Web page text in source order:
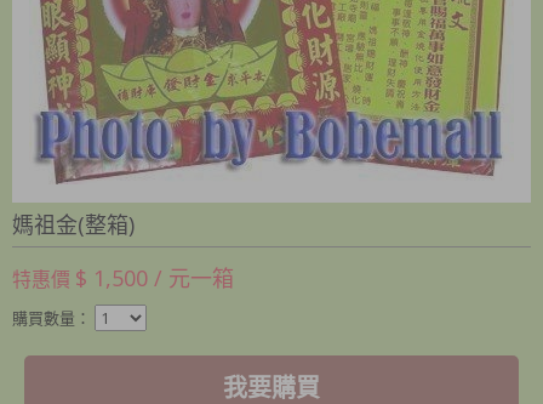
媽祖金(整箱)
特惠價 $ 1,500 / 元一箱
購買數量：
我要購買